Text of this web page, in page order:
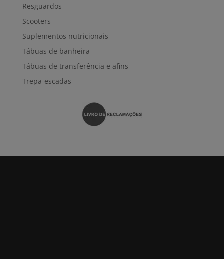
Resguardos
Scooters
Suplementos nutricionais
Tábuas de banheira
Tábuas de transferência e afins
Trepa-escadas